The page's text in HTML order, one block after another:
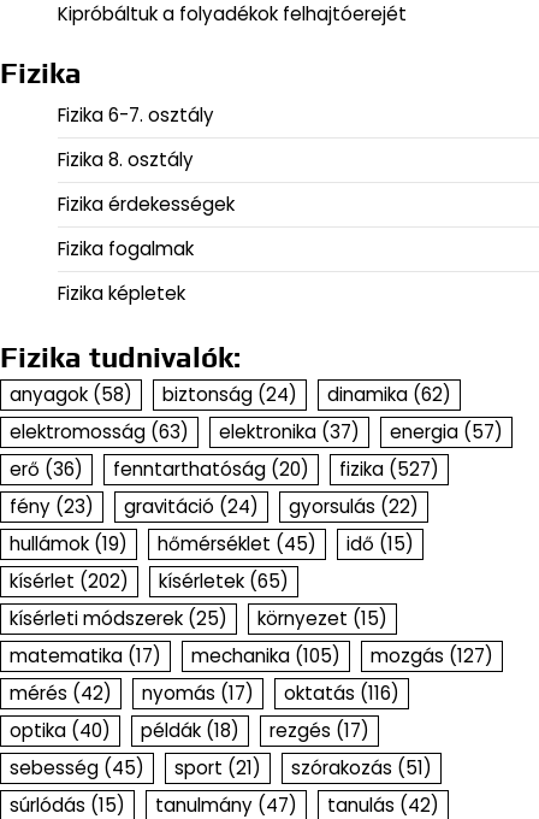
Kipróbáltuk a folyadékok felhajtóerejét
Fizika
Fizika 6-7. osztály
Fizika 8. osztály
Fizika érdekességek
Fizika fogalmak
Fizika képletek
Fizika tudnivalók:
anyagok (58) biztonság (24) dinamika (62)
elektromosság (63) elektronika (37) energia (57)
erő (36) fenntarthatóság (20) fizika (527)
fény (23) gravitáció (24) gyorsulás (22)
hullámok (19) hőmérséklet (45) idő (15)
kísérlet (202) kísérletek (65)
kísérleti módszerek (25) környezet (15)
matematika (17) mechanika (105) mozgás (127)
mérés (42) nyomás (17) oktatás (116)
optika (40) példák (18) rezgés (17)
sebesség (45) sport (21) szórakozás (51)
súrlódás (15) tanulmány (47) tanulás (42)